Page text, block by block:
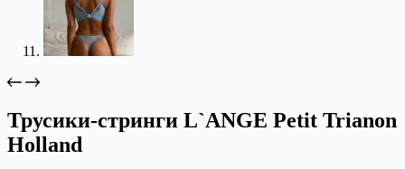
Трусики-стринги L`ANGE Petit Trianon
Holland